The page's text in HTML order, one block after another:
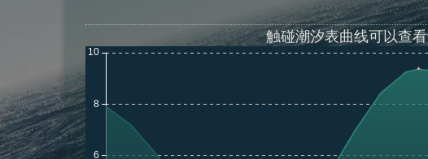
触碰潮汐表曲线可以查